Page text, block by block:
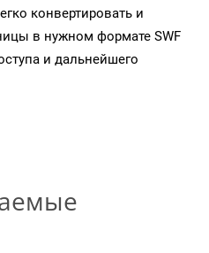
конвертировать и
в нужном формате SWF
и дальнейшего